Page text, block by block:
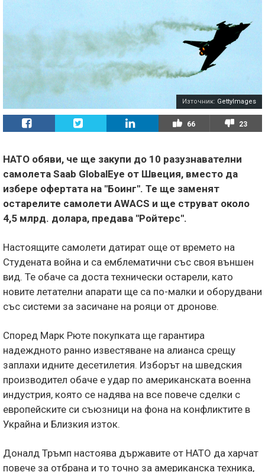
Източник: GettyImages
66 23
НАТО обяви, че ще закупи до 10 разузнавателни
самолета Saab GlobalEye от Швеция, вместо да
избере офертата на "Боинг". Те ще заменят
остарелите самолети AWACS и ще струват около
4,5 млрд. долара, предава "Ройтерс".
Настоящите самолети датират още от времето на
Студената война и са емблематични със своя външен
вид. Те обаче са доста технически остарели, като
новите летателни апарати ще са по-малки и оборудвани
със системи за засичане на рояци от дронове.
Според Марк Рюте покупката ще гарантира
надеждното ранно известяване на алианса срещу
заплахи идните десетилетия. Изборът на шведския
производител обаче е удар по американската военна
индустрия, която се надява на все повече сделки с
европейските си съюзници на фона на конфликтите в
Украйна и Близкия изток.
Доналд Тръмп настоява държавите от НАТО да харчат
повече за отбрана и то точно за американска техника,